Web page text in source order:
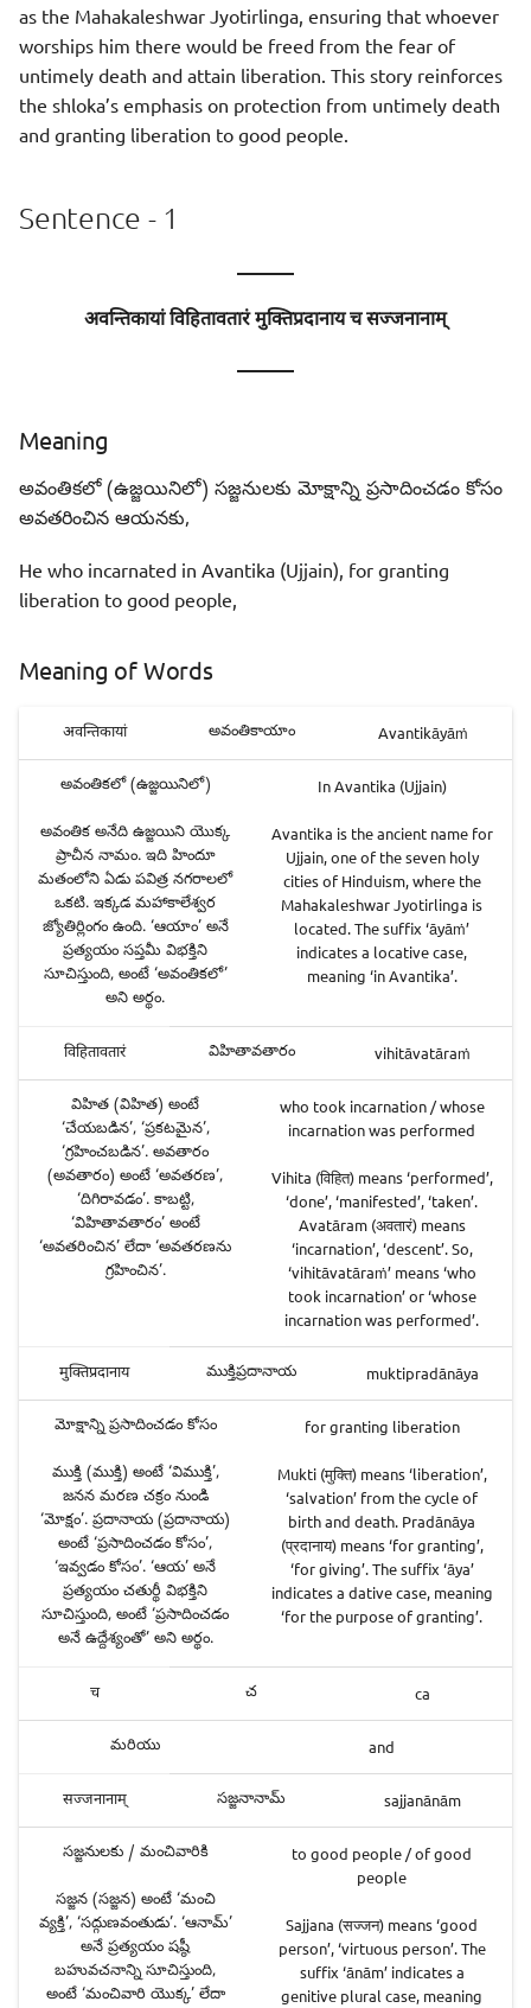
as the Mahakaleshwar Jyotirlinga, ensuring that whoever
worships him there would be freed from the fear of
untimely death and attain liberation. This story reinforces
the shloka’s emphasis on protection from untimely death
and granting liberation to good people.
Sentence - 1
———
अवन्तिकायां विहितावतारं मुक्तिप्रदानाय च सज्जनानाम्
———
Meaning
అవంతికలో (ఉజ్జయినిలో) సజ్జనులకు మోక్షాన్ని ప్రసాదించడం కోసం
అవతరించిన ఆయనకు,
He who incarnated in Avantika (Ujjain), for granting
liberation to good people,
Meaning of Words
अवन्तिकायां అవంతికాయాం Avantikāyāṁ
అవంతికలో (ఉజ్జయినిలో)
అవంతిక అనేది ఉజ్జయిని యొక్క
ప్రాచీన నామం. ఇది హిందూ
మతంలోని ఏడు పవిత్ర నగరాలలో
ఒకటి. ఇక్కడ మహాకాలేశ్వర
జ్యోతిర్లింగం ఉంది. ‘ఆయాం’ అనే
ప్రత్యయం సప్తమీ విభక్తిని
సూచిస్తుంది, అంటే ‘అవంతికలో’
అని అర్థం.
In Avantika (Ujjain)
Avantika is the ancient name for
Ujjain, one of the seven holy
cities of Hinduism, where the
Mahakaleshwar Jyotirlinga is
located. The suffix ‘āyāṁ’
indicates a locative case,
meaning ‘in Avantika’.
विहितावतारं విహితావతారం vihitāvatāraṁ
విహిత (విహిత) అంటే
‘చేయబడిన’, ‘ప్రకటమైన’,
‘గ్రహించబడిన’. అవతారం
(అవతారం) అంటే ‘అవతరణ’,
‘దిగిరావడం’. కాబట్టి,
‘విహితావతారం’ అంటే
‘అవతరించిన’ లేదా ‘అవతరణను
గ్రహించిన’.
who took incarnation / whose
incarnation was performed
Vihita (विहित) means ‘performed’,
‘done’, ‘manifested’, ‘taken’.
Avatāram (अवतारं) means
‘incarnation’, ‘descent’. So,
‘vihitāvatāraṁ’ means ‘who
took incarnation’ or ‘whose
incarnation was performed’.
मुक्तिप्रदानाय ముక్తిప్రదానాయ muktipradānāya
మోక్షాన్ని ప్రసాదించడం కోసం
ముక్తి (ముక్తి) అంటే ‘విముక్తి’,
జనన మరణ చక్రం నుండి
‘మోక్షం’. ప్రదానాయ (ప్రదానాయ)
అంటే ‘ప్రసాదించడం కోసం’,
‘ఇవ్వడం కోసం’. ‘ఆయ’ అనే
ప్రత్యయం చతుర్థీ విభక్తిని
సూచిస్తుంది, అంటే ‘ప్రసాదించడం
అనే ఉద్దేశ్యంతో’ అని అర్థం.
for granting liberation
Mukti (मुक्ति) means ‘liberation’,
‘salvation’ from the cycle of
birth and death. Pradānāya
(प्रदानाय) means ‘for granting’,
‘for giving’. The suffix ‘āya’
indicates a dative case, meaning
‘for the purpose of granting’.
च చ ca
మరియు and
सज्जनानाम् సజ్జనానామ్ sajjanānām
సజ్జనులకు / మంచివారికి
సజ్జన (సజ్జన) అంటే ‘మంచి
వ్యక్తి’, ‘సద్గుణవంతుడు’. ‘ఆనామ్’
అనే ప్రత్యయం షష్ఠీ
బహువచనాన్ని సూచిస్తుంది,
అంటే ‘మంచివారి యొక్క’ లేదా
to good people / of good
people
Sajjana (सज्जन) means ‘good
person’, ‘virtuous person’. The
suffix ‘ānām’ indicates a
genitive plural case, meaning